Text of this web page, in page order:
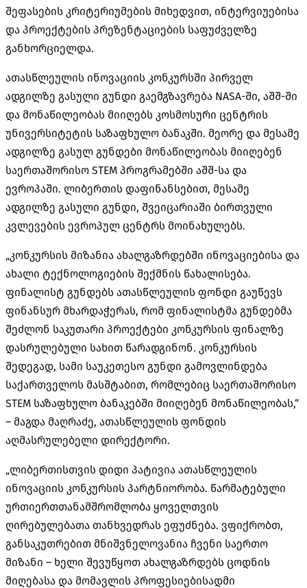
შეფასების კრიტერიუმების მიხედვით, ინტერვიუებისა
და პროექტების პრეზენტაციების საფუძველზე
განხორციელდა.
ათასწლეულის ინოვაციის კონკურსში პირველ
ადგილზე გასული გუნდი გაემგზავრება NASA-ში, აშშ-ში
და მონაწილეობას მიიღებს კოსმოსური ცენტრის
უნივერსიტეტის საზაფხულო ბანაკში. მეორე და მესამე
ადგილზე გასულ გუნდები მონაწილეობას მიიღებენ
საერთაშორისო STEM პროგრამებში აშშ-სა და
ევროპაში. ლიბერთის დაფინანსებით, მესამე
ადგილზე გასული გუნდი, შვეიცარიაში ბირთვული
კვლევების ევროპულ ცენტრს მოინახულებს.
„კონკურსის მიზანია ახალგაზრდებში ინოვაციებისა და
ახალი ტექნოლოგიების შექმნის წახალისება.
ფინალისტ გუნდებს ათასწლეულის ფონდი გაუწევს
ფინანსურ მხარდაჭერას, რომ ფინალისტმა გუნდებმა
შეძლონ საკუთარი პროექტები კონკურსის ფინალზე
დასრულებული სახით წარადგინონ. კონკურსის
შედეგად, სამი საუკეთესო გუნდი გამოვლინდება
საქართველოს მასშტაბით, რომლებიც საერთაშორისო
STEM საზაფხულო ბანაკებში მიიღებენ მონაწილეობას,“
– მაგდა მაღრაძე, ათასწლეულის ფონდის
აღმასრულებელი დირექტორი.
„ლიბერთისთვის დიდი პატივია ათასწლეულის
ინოვაციის კონკურსის პარტნიორობა. წარმატებული
ურთიერთთანამშრომლობა ყოველთვის
ღირებულებათა თანხვედრას ეფუძნება. ვფიქრობთ,
განსაკუთრებით მნიშვნელოვანია ჩვენი საერთო
მიზანი – ხელი შევუწყოთ ახალგაზრდებს ცოდნის
მიღებასა და მომავლის პროფესიებისადმი